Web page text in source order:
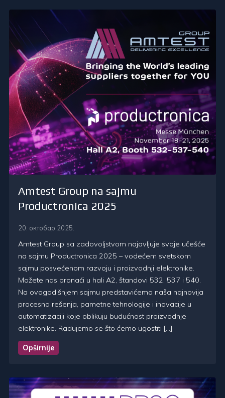
Amtest Group na sajmu
Productronica 2025
20. октобар 2025.
Amtest Group sa zadovoljstvom najavljuje svoje učešće
na sajmu Productronica 2025 – vodećem svetskom
sajmu posvećenom razvoju i proizvodnji elektronike.
Možete nas pronaći u hali A2, štandovi 532, 537 i 540.
Na ovogodišnjem sajmu predstavićemo naša najnovija
procesna rešenja, pametne tehnologije i inovacije u
automatizaciji koje oblikuju budućnost proizvodnje
elektronike. Radujemo se što ćemo ugostiti […]
Opširnije